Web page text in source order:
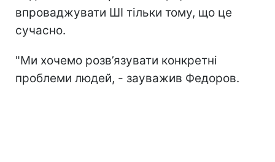
впроваджувати ШІ тільки тому, що це
сучасно.
"Ми хочемо розв’язувати конкретні
проблеми людей, - зауважив Федоров.